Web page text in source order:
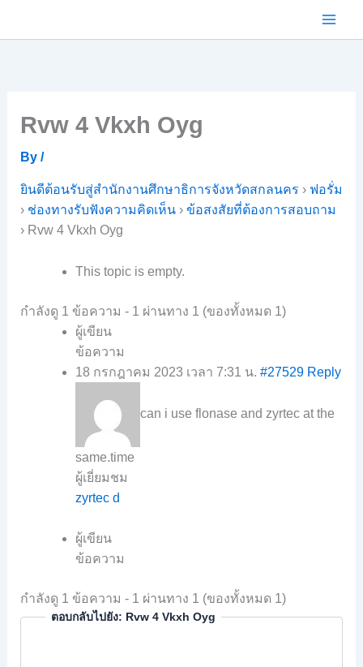
Rvw 4 Vkxh Oyg
By /
ยินดีต้อนรับสู่สำนักงานศึกษาธิการจังหวัดสกลนคร › ฟอรั่ม
› ช่องทางรับฟังความคิดเห็น › ข้อสงสัยที่ต้องการสอบถาม
› Rvw 4 Vkxh Oyg
This topic is empty.
กำลังดู 1 ข้อความ - 1 ผ่านทาง 1 (ของทั้งหมด 1)
ผู้เขียน
ข้อความ
18 กรกฎาคม 2023 เวลา 7:31 น. #27529 Reply
can i use flonase and zyrtec at the
same.time
ผู้เยี่ยมชม
zyrtec d
ผู้เขียน
ข้อความ
กำลังดู 1 ข้อความ - 1 ผ่านทาง 1 (ของทั้งหมด 1)
ตอบกลับไปยัง: Rvw 4 Vkxh Oyg